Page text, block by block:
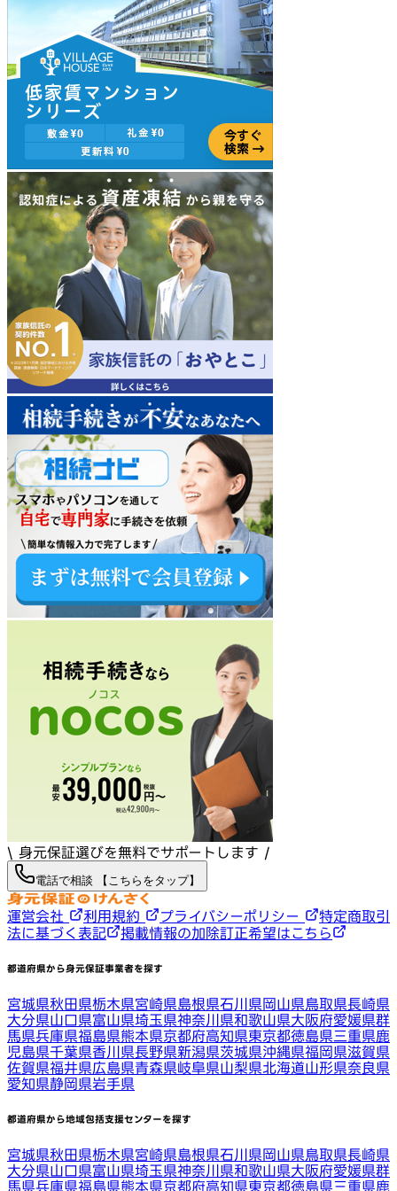
\ 身元保証選びを無料でサポートします /
電話で相談 【こちらをタップ】
運営会社 利用規約 プライバシーポリシー
特定商取引
法に基づく表記
掲載情報の加除訂正希望はこちら
都道府県から身元保証事業者を探す
宮城県秋田県栃木県宮崎県島根県石川県岡山県鳥取県長崎県
大分県山口県富山県埼玉県神奈川県和歌山県大阪府愛媛県群
馬県兵庫県福島県熊本県京都府高知県東京都徳島県三重県鹿
児島県千葉県香川県長野県新潟県茨城県沖縄県福岡県滋賀県
佐賀県福井県広島県青森県岐阜県山梨県北海道山形県奈良県
愛知県静岡県岩手県
都道府県から地域包括支援センターを探す
宮城県秋田県栃木県宮崎県島根県石川県岡山県鳥取県長崎県
大分県山口県富山県埼玉県神奈川県和歌山県大阪府愛媛県群
馬県兵庫県福島県熊本県京都府高知県東京都徳島県三重県鹿